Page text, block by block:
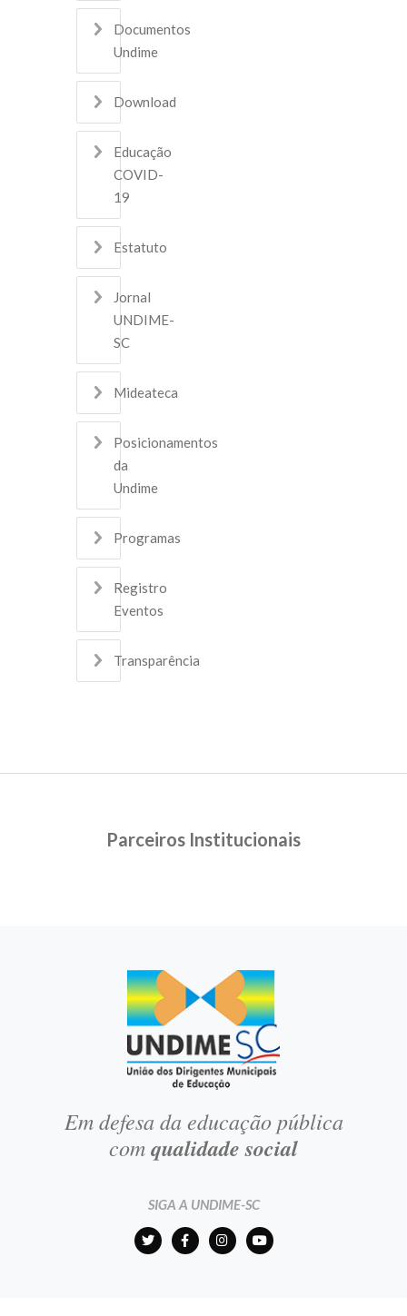
Documentos
Undime
Download
Educação
COVID-
19
Estatuto
Jornal
UNDIME-
SC
Mideateca
Posicionamentos
da
Undime
Programas
Registro
Eventos
Transparência
Parceiros Institucionais
Em defesa da educação pública
comqualidade social
SIGA A UNDIME-SC